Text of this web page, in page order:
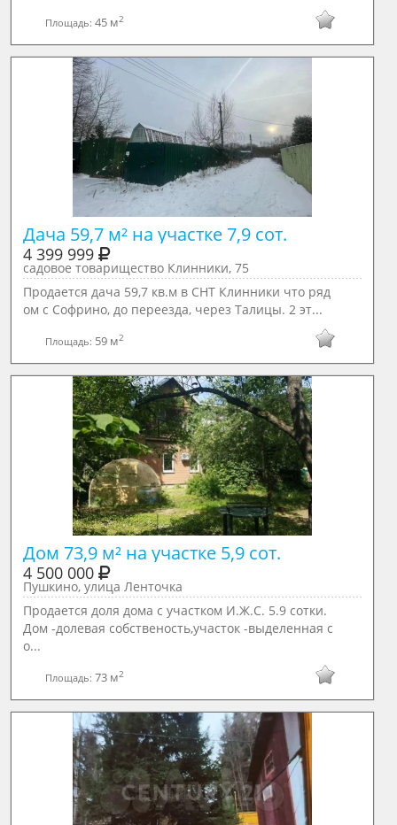
Площадь:45 м2
Дача 59,7 м² на участке 7,9 сот.
4 399 999
садовое товарищество Клинники, 75
Продается дача 59,7 кв.м в СНТ Клинники что ряд
ом с Софрино, до переезда, через Талицы. 2 эт...
Площадь: 59 м2
Дом 73,9 м² на участке 5,9 сот.
4 500 000
Пушкино, улица Ленточка
Продается доля дома с участком И.Ж.С. 5.9 сотки.
Дом -долевая собственость,участок -выделенная с
о...
Площадь:73 м2